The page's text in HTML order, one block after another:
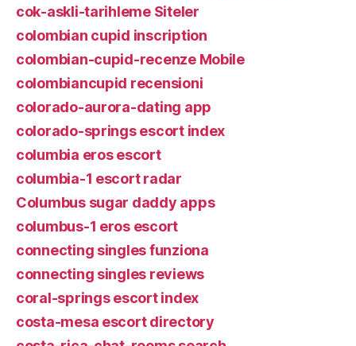
cok-askli-tarihleme Siteler
colombian cupid inscription
colombian-cupid-recenze Mobile
colombiancupid recensioni
colorado-aurora-dating app
colorado-springs escort index
columbia eros escort
columbia-1 escort radar
Columbus sugar daddy apps
columbus-1 eros escort
connecting singles funziona
connecting singles reviews
coral-springs escort index
costa-mesa escort directory